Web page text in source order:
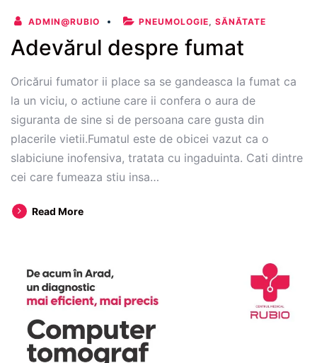
ADMIN@RUBIO PNEUMOLOGIE, SĂNĂTATE
Adevărul despre fumat
Oricărui fumator ii place sa se gandeasca la fumat ca
la un viciu, o actiune care ii confera o aura de
siguranta de sine si de persoana care gusta din
placerile vietii.Fumatul este de obicei vazut ca o
slabiciune inofensiva, tratata cu ingaduinta. Cati dintre
cei care fumeaza stiu insa…
Read More